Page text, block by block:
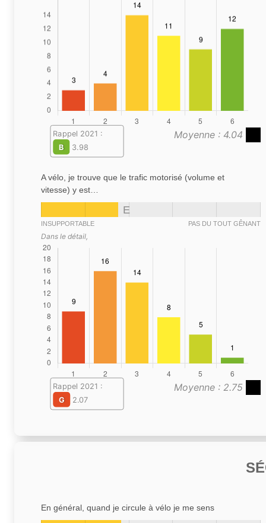
Moyenne : 4.04
Rappel 2021 :
B
3.98
A vélo, je trouve que le trafic motorisé (volume et
vitesse) y est…
E
INSUPPORTABLE PAS DU TOUT GÊNANT
Dans le détail,
Moyenne : 2.75
Rappel 2021 :
G
2.07
En général, quand je circule à vélo je me sens